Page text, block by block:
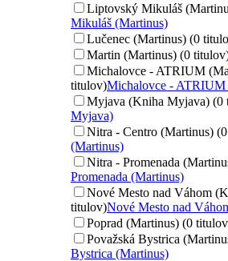
Liptovský Mikuláš
Mikuláš (Martinus)
Lučenec (Martinus) (0
Martin (Martinus) (0
Michalovce - ATRIUM
titulov)Michalovce - ATRIUM
Myjava (Kniha Myjava) (0
Myjava)
Nitra - Centro (Martinus)
(Martinus)
Nitra - Promenada
Promenada (Martinus)
Nové Mesto nad Váhom
titulov)Nové Mesto nad
Poprad (Martinus) (0
Považská Bystrica
Bystrica (Martinus)